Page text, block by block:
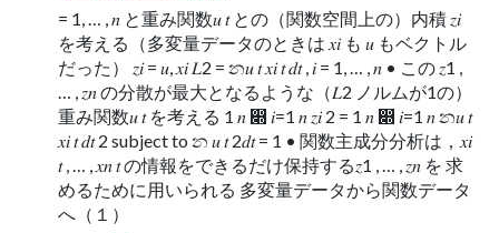
= 1, … , 𝑛 と重み関数𝑢 𝑡 との（関数空間上の）内積 𝑧𝑖
を考える（多変量データのときは 𝑥𝑖 も 𝑢 もベクトル
だった） 𝑧𝑖 = 𝑢, 𝑥𝑖 𝐿2 = න𝑢 𝑡 𝑥𝑖 𝑡 𝑑𝑡 , 𝑖 = 1, … , 𝑛 • この 𝑧1 ,
… , 𝑧𝑛 の分散が最大となるような（𝐿2 ノルムが1の）
重み関数𝑢 𝑡 を考える 1 𝑛 ෍ 𝑖=1 𝑛 𝑧𝑖 2 = 1 𝑛 ෍ 𝑖=1 𝑛 න𝑢 𝑡
𝑥𝑖 𝑡 𝑑𝑡 2 subject to න 𝑢 𝑡 2𝑑𝑡 = 1 • 関数主成分分析は，𝑥𝑖
𝑡 , … , 𝑥𝑛 𝑡 の情報をできるだけ保持する𝑧1 , … , 𝑧𝑛 を 求
めるために用いられる 多変量データから関数データ
へ（１）